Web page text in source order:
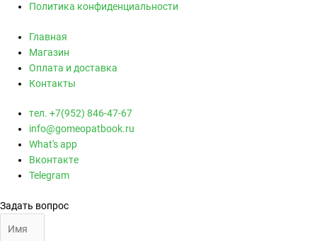
Политика конфиденциальности
Главная
Магазин
Оплата и доставка
Контакты
тел. +7(952) 846-47-67
info@gomeopatbook.ru
What's app
Вконтакте
Telegram
Задать вопрос